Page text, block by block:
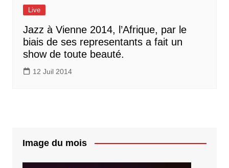
Live
Jazz à Vienne 2014, l’Afrique, par le
biais de ses representants a fait un
show de toute beauté.
12 Juil 2014
Image du mois